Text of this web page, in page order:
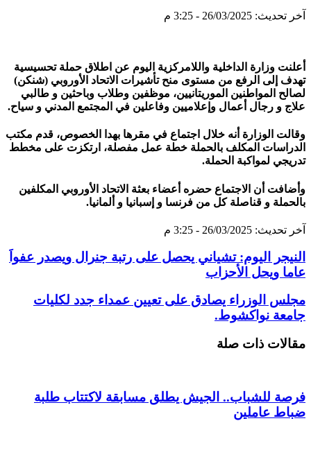
آخر تحديث: 26/03/2025 - 3:25 م
أعلنت وزارة الداخلية واللامركزية اليوم عن اطلاق حملة تحسيسية
تهدف إلى الرفع من مستوى منح تأشيرات الاتحاد الأوروبي (شنكن)
لصالح المواطنين الموريتانيين، موظفين وطلاب وباحثين و طالبي
علاج و رجال أعمال وإعلاميين وفاعلين في المجتمع المدني و سياح.
وقالت الوزارة أنه خلال اجتماع في مقرها بهدا الخصوص، قدم مكتب
الدراسات المكلف بالحملة خطة عمل مفصلة، ارتكزت على مخطط
تدريجي لمواكبة الحملة.
وأضافت أن الاجتماع حضره أعضاء بعثة الاتحاد الأوروبي المكلفين
بالحملة و قناصلة كل من فرنسا و إسبانيا و ألمانيا.
آخر تحديث: 26/03/2025 - 3:25 م
النيجر اليوم: تشياني يحصل على رتبة جنرال ويصدر عفواَ
عاما ويحل الأحزاب
مجلس الوزراء يصادق على تعيين عمداء جدد لكليات
جامعة نواكشوط.
مقالات ذات صلة
فرصة للشباب.. الجيش يطلق مسابقة لاكتتاب طلبة
ضباط عاملين